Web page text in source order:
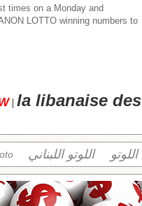
times on a Monday and
LOTTO winning numbers to
| la libanaise des
اللوتو اللبناني اللوتو